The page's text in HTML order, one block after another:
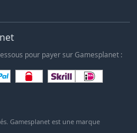
pour payer sur Gamesplanet :
Gamesplanet est une marque